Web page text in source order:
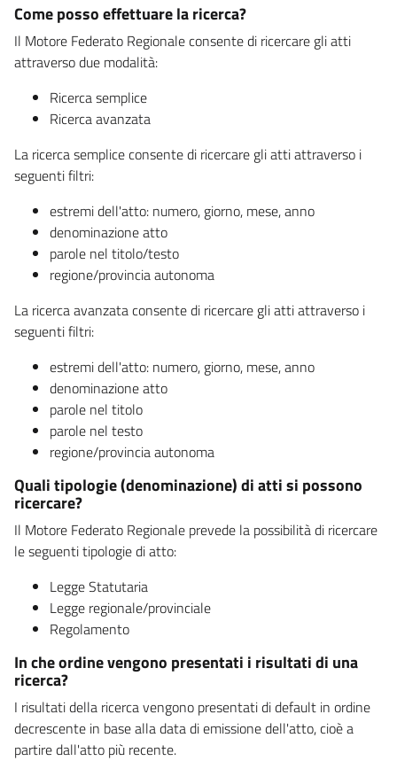
Come posso effettuare la ricerca?
Il Motore Federato Regionale consente di ricercare gli atti
attraverso due modalità:
Ricerca semplice
Ricerca avanzata
La ricerca semplice consente di ricercare gli atti attraverso i
seguenti filtri:
estremi dell'atto: numero, giorno, mese, anno
denominazione atto
parole nel titolo/testo
regione/provincia autonoma
La ricerca avanzata consente di ricercare gli atti attraverso i
seguenti filtri:
estremi dell'atto: numero, giorno, mese, anno
denominazione atto
parole nel titolo
parole nel testo
regione/provincia autonoma
Quali tipologie (denominazione) di atti si possono
ricercare?
Il Motore Federato Regionale prevede la possibilità di ricercare
le seguenti tipologie di atto:
Legge Statutaria
Legge regionale/provinciale
Regolamento
In che ordine vengono presentati i risultati di una
ricerca?
I risultati della ricerca vengono presentati di default in ordine
decrescente in base alla data di emissione dell'atto, cioè a
partire dall'atto più recente.